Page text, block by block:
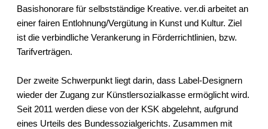
Basishonorare für selbstständige Kreative. ver.di arbeitet an
einer fairen Entlohnung/Vergütung in Kunst und Kultur. Ziel
ist die verbindliche Verankerung in Förderrichtlinien, bzw.
Tarifverträgen.
Der zweite Schwerpunkt liegt darin, dass Label-Designern
wieder der Zugang zur Künstlersozialkasse ermöglicht wird.
Seit 2011 werden diese von der KSK abgelehnt, aufgrund
eines Urteils des Bundessozialgerichts. Zusammen mit